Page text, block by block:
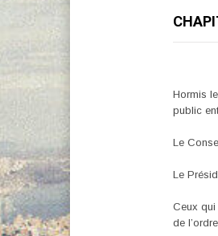
Hormis
public
Le
Le
Ceux qui
de